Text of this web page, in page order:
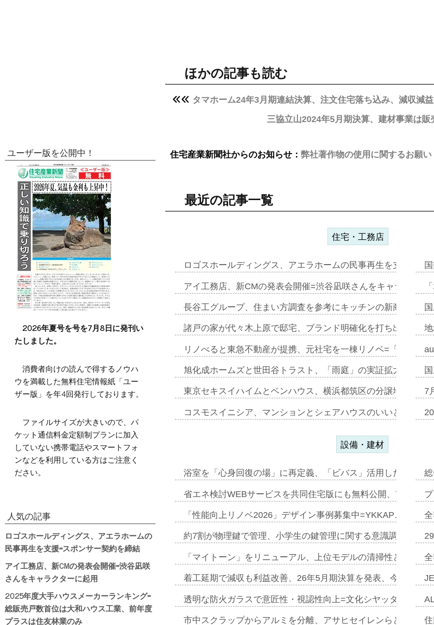
ほかの記事も読む
タマホーム24年3月期連結決算、注文住宅落ち込み、減収減益
三協立山2024年5月期決算、建材事業は
住宅産業新聞社からのお知らせ： 弊社著作物の使用に関するお願い
最近の記事一覧
住宅・工務店
ロゴスホールディングス、アエラホームの民事再生を支援=ス
アイ工務店、新CMの発表会開催=渋谷凪咲さんをキャラクタ
長谷工グループ、住まい方調査を参考にキッチンの新商品=「
諸戸の家が代々木上原で邸宅、ブランド明確化を打ち出す=年
リノべると東急不動産が提携、元社宅を一棟リノベ=「職住遊
旭化成ホームズと世田谷トラスト、「雨庭」の実証拡大へ=ガ
東京セキスイハイムとベンハウス、横浜都筑区の分譲地開発で
コスモスイニシア、マンションとシェアハウスのいいとこどり
7
設備・建材
浴室を「心身回復の場」に再定義、「ビバス」活用した新入浴
省エネ検討WEBサービスを共同住宅版にも無料公開、YKKAP
「性能向上リノベ2026」デザイン事例募集中=YKKAP…
約7割が物理鍵で管理、小学生の鍵管理に関する意識調査
「マイトーン」をリニューアル、上位モデルの清掃性と安全
着工延期で減収も利益改善、26年5月期決算を発表、今期は増
透明な防火ガラスで意匠性・視認性向上=文化シヤッター…
市中スクラップからアルミを分離、アサヒセイレンらと協働開
ユーザー版を公開中！
2026年夏号を号を7月8日に発刊い
たしました。
消費者向けの読んで得するノウハ
ウを満載した無料住宅情報紙「ユー
ザー版」を年4回発行しております。
ファイルサイズが大きいので、パ
ケット通信料金定額制プランに加入
していない携帯電話やスマートフォ
ンなどを利用している方はご注意く
ださい。
人気の記事
ロゴスホールディングス、アエラホームの
民事再生を支援=スポンサー契約を締結
アイ工務店、新CMの発表会開催=渋谷凪咲
さんをキャラクターに起用
2025年度大手ハウスメーカーランキング=
総販売戸数首位は大和ハウス工業、前年度
プラスは住友林業のみ